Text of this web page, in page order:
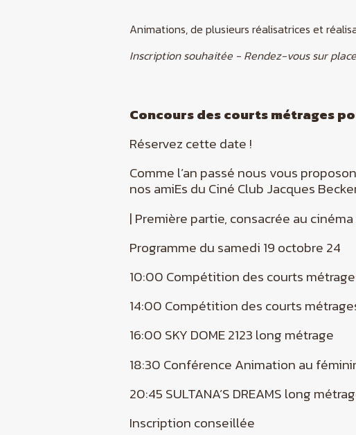
Animations, de plusieurs réalisatrices et
Inscription souhaitée - Rendez-vous sur
Concours des courts métrages
Réservez cette date !
Comme l’an passé nous vous
nos amiEs du Ciné Club Jacques
| Première partie, consacrée au
Programme du samedi 19 octobre 24
10:00 Compétition des courts
14:00 Compétition des courts
16:00 SKY DOME 2123 long métrage
18:30 Conférence Animation au
20:45 SULTANA’S DREAMS long
Inscription conseillée